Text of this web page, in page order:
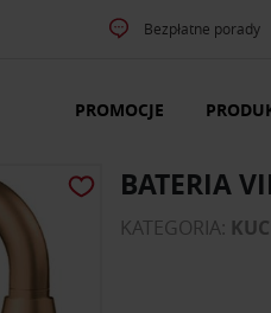
Bezpłatne porady
PROMOCJE
BATERIA
KATEGORIA: